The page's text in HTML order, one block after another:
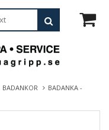
BADANKOR
BADANKA -